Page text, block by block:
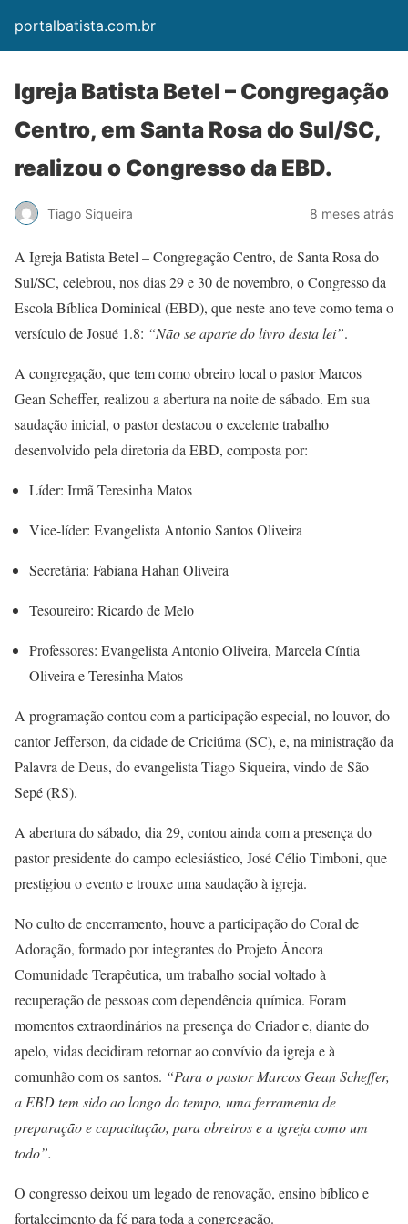
portalbatista.com.br
Igreja Batista Betel – Congregação
Centro, em Santa Rosa do Sul/SC,
realizou o Congresso da EBD.
Tiago Siqueira 8 meses atrás
A Igreja Batista Betel – Congregação Centro, de Santa Rosa do
Sul/SC, celebrou, nos dias 29 e 30 de novembro, o Congresso da
Escola Bíblica Dominical (EBD), que neste ano teve como tema o
versículo de Josué 1.8: “Não se aparte do livro desta lei”.
A congregação, que tem como obreiro local o pastor Marcos
Gean Scheffer, realizou a abertura na noite de sábado. Em sua
saudação inicial, o pastor destacou o excelente trabalho
desenvolvido pela diretoria da EBD, composta por:
Líder: Irmã Teresinha Matos
Vice-líder: Evangelista Antonio Santos Oliveira
Secretária: Fabiana Hahan Oliveira
Tesoureiro: Ricardo de Melo
Professores: Evangelista Antonio Oliveira, Marcela Cíntia
Oliveira e Teresinha Matos
A programação contou com a participação especial, no louvor, do
cantor Jefferson, da cidade de Criciúma (SC), e, na ministração da
Palavra de Deus, do evangelista Tiago Siqueira, vindo de São
Sepé (RS).
A abertura do sábado, dia 29, contou ainda com a presença do
pastor presidente do campo eclesiástico, José Célio Timboni, que
prestigiou o evento e trouxe uma saudação à igreja.
No culto de encerramento, houve a participação do Coral de
Adoração, formado por integrantes do Projeto Âncora
Comunidade Terapêutica, um trabalho social voltado à
recuperação de pessoas com dependência química. Foram
momentos extraordinários na presença do Criador e, diante do
apelo, vidas decidiram retornar ao convívio da igreja e à
comunhão com os santos. “Para o pastor Marcos Gean Scheffer,
a EBD tem sido ao longo do tempo, uma ferramenta de
preparação e capacitação, para obreiros e a igreja como um
todo”.
O congresso deixou um legado de renovação, ensino bíblico e
fortalecimento da fé para toda a congregação.